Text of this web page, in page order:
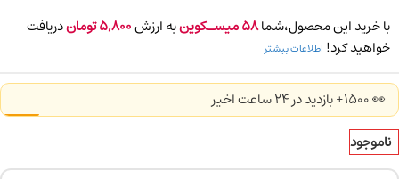
با خرید این محصول،شما58میسـکوینبه ارزش5,800توماندریافت
خواهید کرد! اطلاعات بیشتر
👀 1500+ بازدید در ۲۴ ساعت اخیر
ناموجود